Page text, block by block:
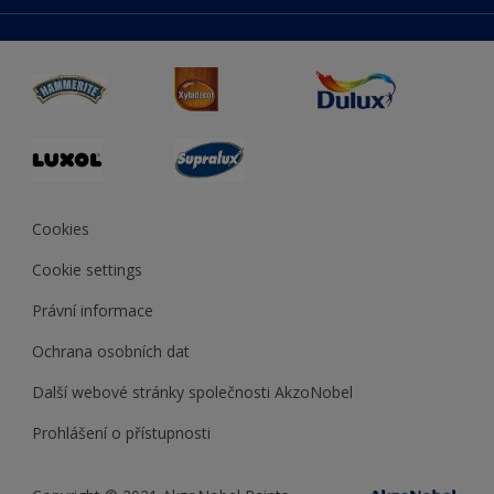
duluxmaliar.sk
duluxprodejnabarev.cz
duluxpredajnafarieb.sk
Cookies
Cookie settings
Právní informace
Ochrana osobních dat
Další webové stránky společnosti AkzoNobel
Prohlášení o přístupnosti